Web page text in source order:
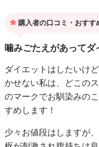
購入者の口コミ・おすす
噛みごたえがあってダ
ダイエットはしたいけ
かせない私は、どこの
のマークでお馴染みの
すめします！
少々お値段はしますが